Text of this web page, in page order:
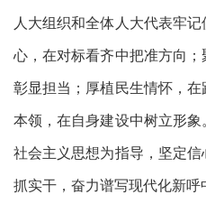
人大组织和全体人大代表牢
心，在对标看齐中把准方向
彰显担当；厚植民生情怀，
本领，在自身建设中树立形
社会主义思想为指导，坚定
抓实干，奋力谱写现代化新呼